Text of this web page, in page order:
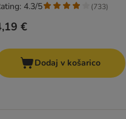
€
4.3/5 (733)
Dodaj v košarico